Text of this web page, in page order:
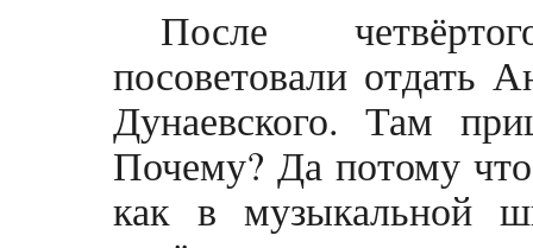
После
посоветовали
Дунаевского. Там
Почему? Да потому
как в музыкальной